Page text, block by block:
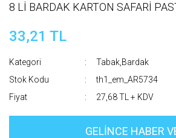
8 Lİ BARDAK KARTON SAFARİ
33,21 TL
Kategori
Tabak,Bardak
Stok Kodu
th1_em_AR5734
Fiyat
27,68 TL + KDV
GELİNCE HABER